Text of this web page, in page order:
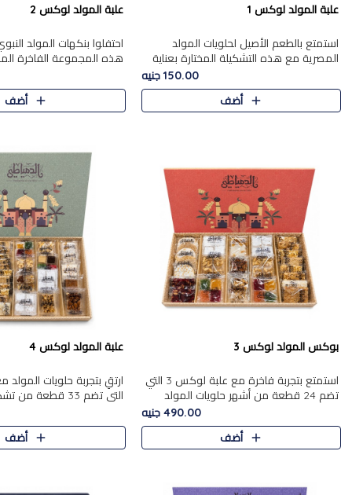
علبة المولد لوكس 1
استمتع بالطعم الأصيل لحلويات المولد
المصرية مع هذه التشكيلة المختارة بعناية
من 9 قطع. تتضمن التشكيلة جوزرية مع
فول،ملبان سادة، ملبان
150.00 جنيه
أضف
علبة المولد لوكس 2
احتفلوا بنكهات المولد
قطعة، والتي تم اختيارها
تشكيلة واسعة من الحلويات
المفضلة. تشمل المجموعة
أضف
بوكس المولد لوكس 3
استمتع بتجربة فاخرة مع علبة لوكس 3 التي
تضم 24 قطعة من أشهر حلويات المولد
الشرقية المختارة بعناية. تحتوي التشكيلة على
الجزرية بالفول، والملب..
490.00 جنيه
أضف
علبة المولد لوكس 4
التي تضم 33 قطعة
ومتنوعة من أشهر
العلبة على الجزرية بالفول،..
أضف